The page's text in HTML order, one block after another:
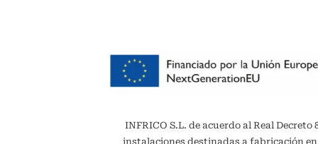
INFRICO S.L. de acuerdo al Real
instalaciones destinadas a fabricación